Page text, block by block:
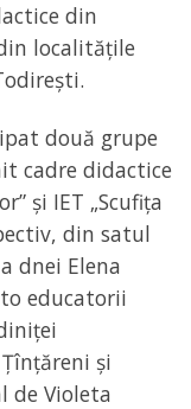
din
localitățile
două grupe
cadre didactice
și IET „Scufița
din satul
dnei Elena
educatorii
și
de Violeta